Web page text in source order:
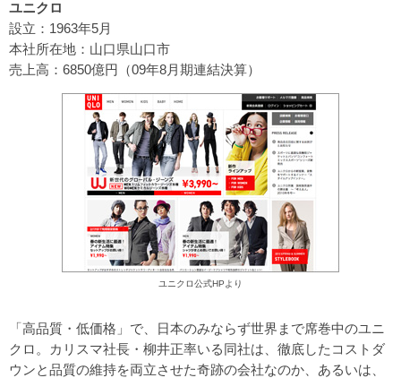
ユニクロ
設立：1963年5月
本社所在地：山口県山口市
売上高：6850億円（09年8月期連結決算）
ユニクロ公式HPより
「高品質・低価格」で、日本のみならず世界まで席巻中のユニ
クロ。カリスマ社長・柳井正率いる同社は、徹底したコストダ
ウンと品質の維持を両立させた奇跡の会社なのか、あるいは、